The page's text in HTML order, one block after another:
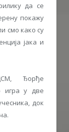
да се
покажу
смо како су
јака и
Ђорђе
игра у две
док